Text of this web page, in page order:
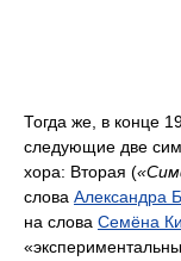
Тогда же, в конце
следующие две
хора: Вторая (
слова Александра
на слова Семёна